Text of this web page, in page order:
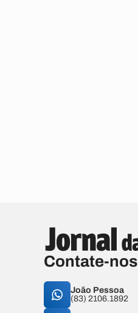
Contate-nos
João Pessoa
(83) 2106.1892